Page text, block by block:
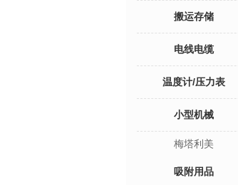
搬运存储
电线电缆
温度计/压力表
小型机械
梅塔利美
吸附用品